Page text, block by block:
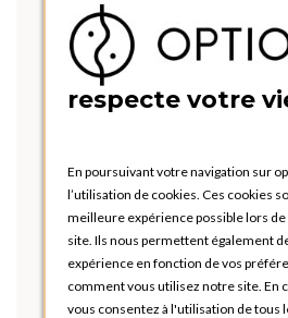
respecte votre
En poursuivant votre navigation sur
l’utilisation de cookies. Ces cookies
meilleure expérience possible lors
site. Ils nous permettent également
expérience en fonction de vos
comment vous utilisez notre site. En
vous consentez à l'utilisation de tous